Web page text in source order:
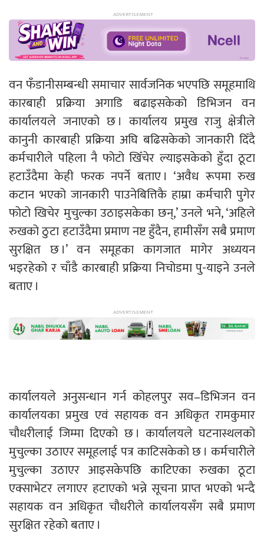
वन फँडानीसम्बन्धी समाचार सार्वजनिक भएपछि समूहमाथि
कारबाही प्रक्रिया अगाडि बढाइसकेको डिभिजन वन
कार्यालयले जनाएको छ । कार्यालय प्रमुख राजु क्षेत्रीले
कानुनी कारबाही प्रक्रिया अघि बढिसकेको जानकारी दिँदै
कर्मचारीले पहिला नै फोटो खिँचेर ल्याइसकेको हुँदा ठूटा
हटाउँदैमा केही फरक नपर्ने बताए । ‘अवैध रूपमा रुख
कटान भएको जानकारी पाउनेबित्तिकै हाम्रा कर्मचारी पुगेर
फोटो खिचेर मुचुल्का उठाइसकेका छन्,’ उनले भने, ‘अहिले
रुखको ठुटा हटाउँदैमा प्रमाण नष्ट हुँदैन, हामीसँग सबै प्रमाण
सुरक्षित छ ।’ वन समूहका कागजात मागेर अध्ययन
भइरहेको र चाँडै कारबाही प्रक्रिया निचोडमा पु-याइने उनले
बताए ।
कार्यालयले अनुसन्धान गर्न कोहलपुर सव–डिभिजन वन
कार्यालयका प्रमुख एवं सहायक वन अधिकृत रामकुमार
चौधरीलाई जिम्मा दिएको छ । कार्यालयले घटनास्थलको
मुचुल्का उठाएर समूहलाई पत्र काटिसकेको छ । कर्मचारीले
मुचुल्का उठाएर आइसकेपछि काटिएका रुखका ठूटा
एक्साभेटर लगाएर हटाएको भन्ने सूचना प्राप्त भएको भन्दै
सहायक वन अधिकृत चौधरीले कार्यालयसँग सबै प्रमाण
सुरक्षित रहेको बताए ।